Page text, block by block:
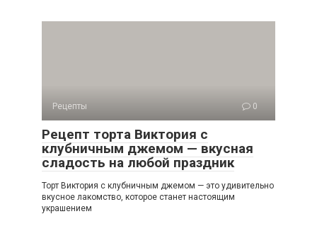
Рецепты 0
Рецепт торта Виктория с
клубничным джемом — вкусная
сладость на любой праздник
Торт Виктория с клубничным джемом — это удивительно
вкусное лакомство, которое станет настоящим
украшением